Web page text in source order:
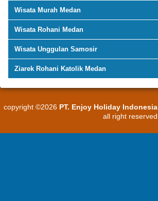
Wisata Murah Medan
Wisata Rohani Medan
Wisata Unggulan Samosir
Ziarek Rohani Katolik Medan
copyright ©2026 PT. Enjoy Holiday Indonesia
all right reserved